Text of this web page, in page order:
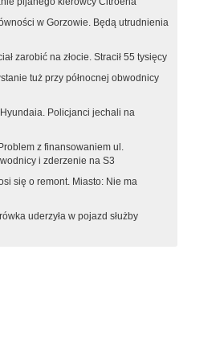
w Gorzowie. Będą utrudnienia
zarobić na złocie. Stracił 55 tysięcy
tuż przy północnej obwodnicy
Policjanci jechali na
z finansowaniem ul.
i zderzenie na S3
się o remont. Miasto: Nie ma
uderzyła w pojazd służby